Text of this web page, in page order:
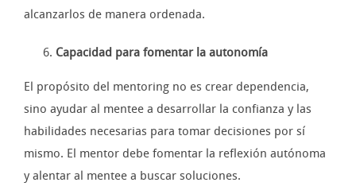
alcanzarlos de manera ordenada.
Capacidad para fomentar la autonomía
El propósito del mentoring no es crear dependencia,
sino ayudar al mentee a desarrollar la confianza y las
habilidades necesarias para tomar decisiones por sí
mismo. El mentor debe fomentar la reflexión autónoma
y alentar al mentee a buscar soluciones.